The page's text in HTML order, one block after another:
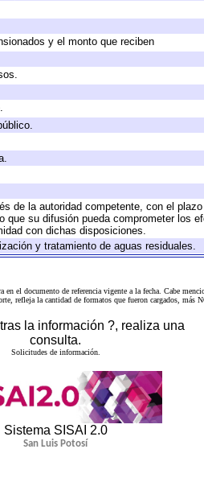
y el monto que reciben
de la autoridad competente, con el
su difusión pueda comprometer los
con dichas disposiciones.
y tratamiento de aguas residuales.
en el documento de referenciavigente a la fecha. Cabe
refleja la cantidad de formatos que fueron cargados,
la información ?, realiza una
consulta.
Solicitudes de información.
Sistema SISAI 2.0
San Luis Potosí